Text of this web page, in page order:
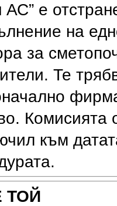
АС” е
на
за
Те
Комисията
към
ТОЙ